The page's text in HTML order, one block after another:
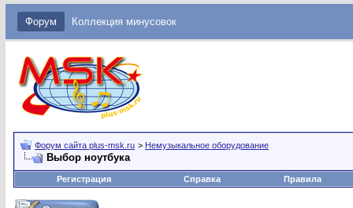
Форум Коллекция минусовок
Форум сайта plus-msk.ru > Немузыкальное оборудование
Выбор ноутбука
Регистрация Справка Правила